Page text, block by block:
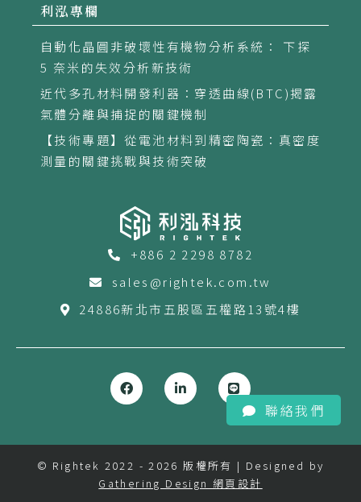
聯絡我們
利泓專欄
自動化晶圓非破壞性有機物分析系統： 下探
5 奈米的失效分析新技術
近代多孔材料開發利器：穿透曲線(BTC)揭露
氣體分離與捕捉的關鍵機制
【技術專題】從電池材料到精密陶瓷：真密度
測量的關鍵挑戰與技術突破
+886 2 2298 8782
sales@rightek.com.tw
24886新北市五股區五權路13號4樓
© Rightek 2022 - 2026 版權所有 | Designed by
Gathering Design 網頁設計